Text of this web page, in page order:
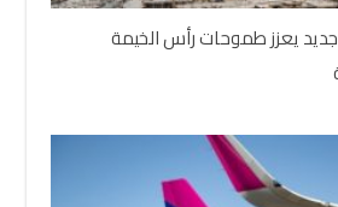
يعزز طموحات رأس الخيمة